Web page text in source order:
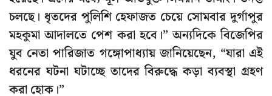
চলছে। ধৃতদের পুলিশি হেফাজত চেয়ে সোমবার দুর্গাপুর
মহকুমা আদালতে পেশ করা হবে।” অন্যদিকে বিজেপির
যুব নেতা পারিজাত গঙ্গোপাধ্যায় জানিয়েছেন, “যারা এই
ধরনের ঘটনা ঘটাচ্ছে তাদের বিরুদ্ধে কড়া ব্যবস্থা গ্রহণ
করা হোক।”